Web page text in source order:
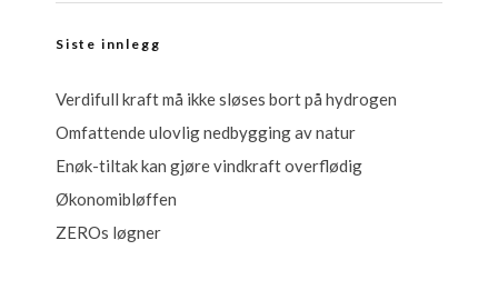
Siste innlegg
Verdifull kraft må ikke sløses bort på hydrogen
Omfattende ulovlig nedbygging av natur
Enøk-tiltak kan gjøre vindkraft overflødig
Økonomibløffen
ZEROs løgner